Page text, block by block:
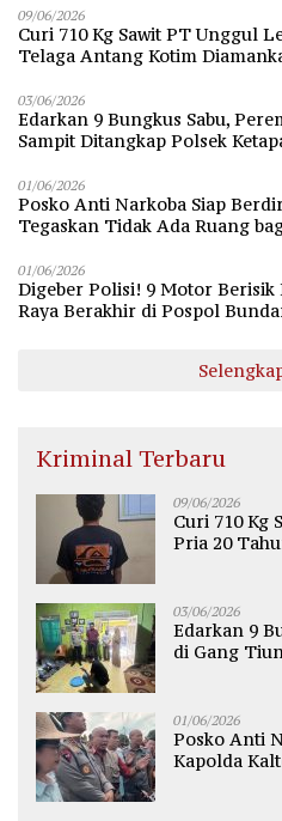
09/06/2026
Curi 710 Kg Sawit PT Unggul
Telaga Antang Kotim
03/06/2026
Edarkan 9 Bungkus Sabu,
Sampit Ditangkap Polsek
01/06/2026
Posko Anti Narkoba Siap
Tegaskan Tidak Ada Ruang
01/06/2026
Digeber Polisi! 9 Motor Berisik
Raya Berakhir di Pospol
Kriminal Terbaru
09/06/2026
Curi 710 Kg
Pria 20
03/06/2026
Edarkan 9
di Gang
01/06/2026
Posko Anti
Kapolda